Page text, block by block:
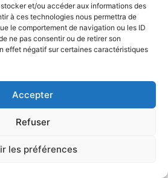
et/ou accéder aux informations des
à ces technologies nous permettra de
le comportement de navigation ou les ID
ne pas consentir ou de retirer son
effet négatif sur certaines caractéristiques
Accepter
Refuser
les préférences